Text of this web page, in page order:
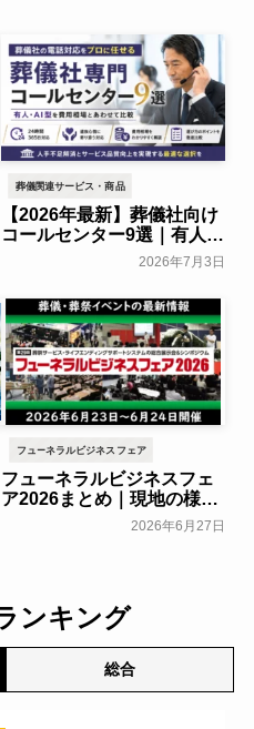
葬儀関連サービス・商品
【2026年最新】葬儀社向け
コールセンター9選｜有人・
AI型を費用相場とあわせて
2026年7月3日
フューネラルビジネスフェア
フューネラルビジネスフェ
ア2026まとめ｜現地の様子
や来場者数などを紹介2026年6月27日
ンキング
総合